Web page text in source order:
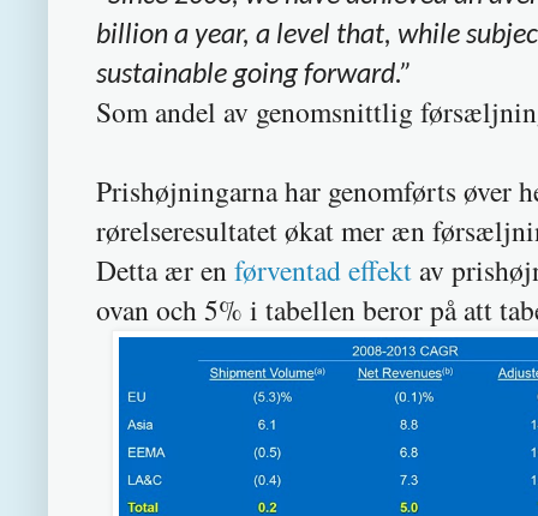
billion a year, a level that, while
sustainable going forward.”
Som andel av genomsnittlig
Prishøjningarna har genomførts øver
rørelseresultatet økat mer æn
Detta ær enførventad effekt av
ovan och 5% i tabellen beror på att